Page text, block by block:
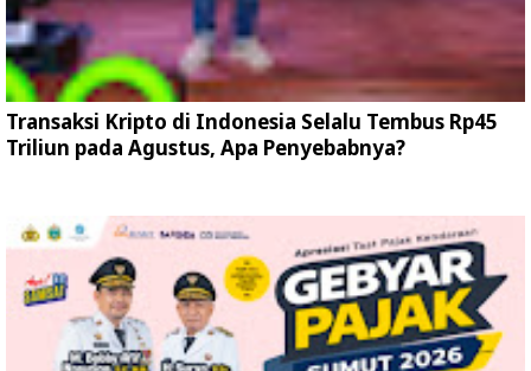
Transaksi Kripto di Indonesia Selalu Tembus Rp45
Triliun pada Agustus, Apa Penyebabnya?